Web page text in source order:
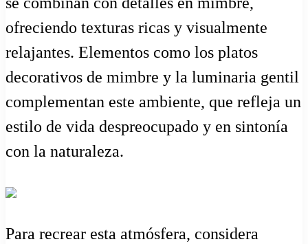
ofreciendo texturas ricas y visualmente
relajantes. Elementos como los platos
decorativos de mimbre y la luminaria gentil
complementan este ambiente, que refleja un
estilo de vida despreocupado y en sintonía
con la naturaleza.
Para recrear esta atmósfera, considera